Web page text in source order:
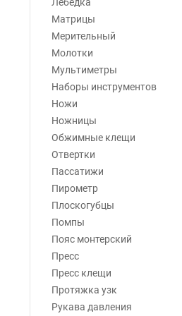
Матрицы
Мерительный
Молотки
Мультиметры
Наборы инструментов
Ножи
Ножницы
Обжимные клещи
Отвертки
Пассатижи
Пирометр
Плоскогубцы
Помпы
Пояс монтерский
Пресс
Пресс клещи
Протяжка узк
Рукава давления